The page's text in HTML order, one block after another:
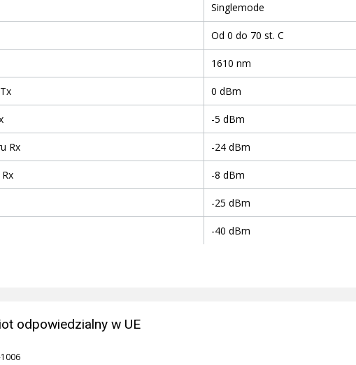
Singlemode
Od 0 do 70 st. C
1610 nm
0 dBm
-5 dBm
Rx -24 dBm
-8 dBm
-25 dBm
-40 dBm
odpowiedzialny w UE